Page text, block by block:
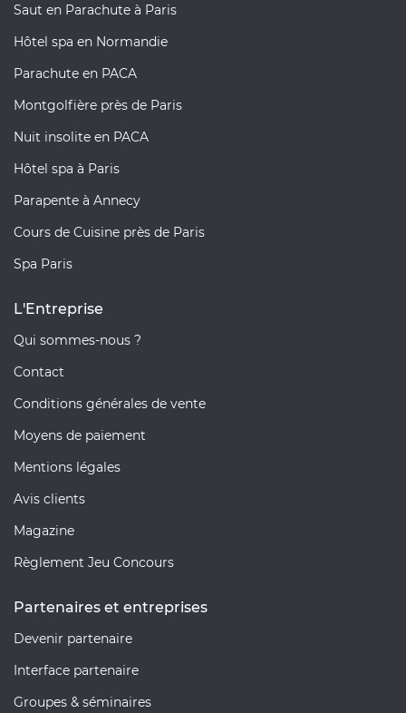
Saut en Parachute à Paris
Hôtel spa en Normandie
Parachute en PACA
Montgolfière près de Paris
Nuit insolite en PACA
Hôtel spa à Paris
Parapente à Annecy
Cours de Cuisine près de Paris
Spa Paris
L'Entreprise
Qui sommes-nous ?
Contact
Conditions générales de vente
Moyens de paiement
Mentions légales
Avis clients
Magazine
Règlement Jeu Concours
Partenaires et entreprises
Devenir partenaire
Interface partenaire
Groupes & séminaires